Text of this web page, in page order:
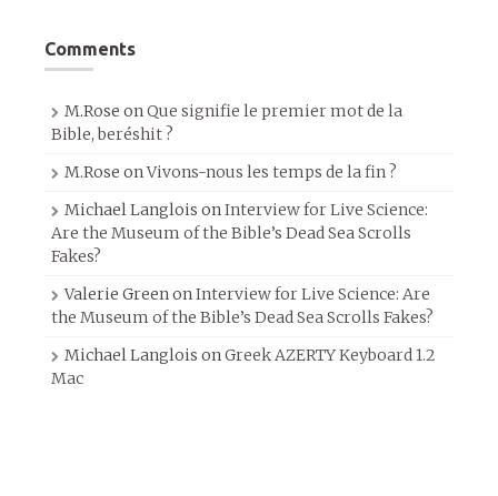
Comments
M.Rose onQue signifie le premier mot de la
Bible, beréshit ?
M.Rose onVivons-nous les temps de la fin ?
Michael Langlois onInterview for Live Science:
Are the Museum of the Bible’s Dead Sea Scrolls
Fakes?
Valerie GreenonInterview for Live Science: Are
the Museum of the Bible’s Dead Sea Scrolls Fakes?
Michael Langlois onGreek AZERTY Keyboard 1.2
Mac